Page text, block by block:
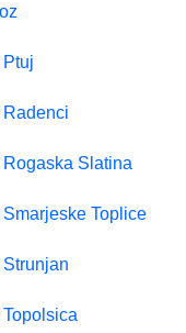
Ptuj
Radenci
Rogaska Slatina
Smarjeske Toplice
Strunjan
Topolsica